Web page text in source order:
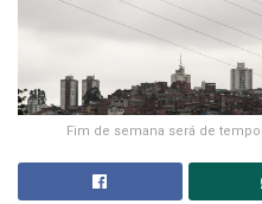
Fim de semana será de